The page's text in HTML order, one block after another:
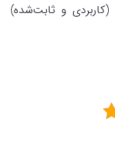
(کاربردی و ثابت‌شده)